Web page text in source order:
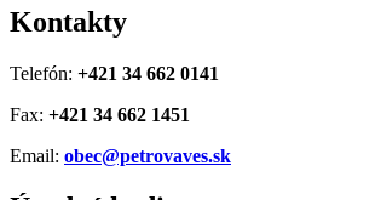
Kontakty
Telefón: +421 34 662 0141
Fax: +421 34 662 1451
Email: obec@petrovaves.sk